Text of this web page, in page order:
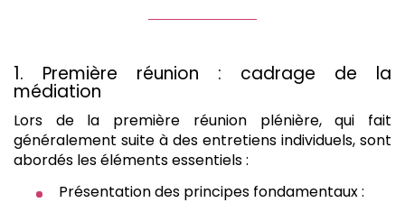
1. Première réunion : cadrage de la
médiation
Lors de la première réunion plénière, qui fait
généralement suite à des entretiens individuels, sont
abordés les éléments essentiels :
Présentation des principes fondamentaux :